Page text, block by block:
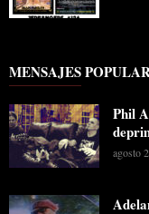
MENSAJES
Phil
agosto